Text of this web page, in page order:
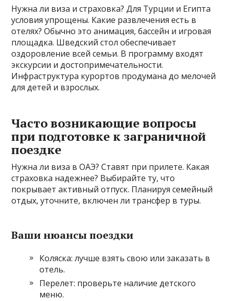
Нужна ли виза и страховка? Для Турции и Египта
условия упрощены. Какие развлечения есть в
отелях? Обычно это анимация, бассейн и игровая
площадка. Шведский стол обеспечивает
оздоровление всей семьи. В программу входят
экскурсии и достопримечательности.
Инфраструктура курортов продумана до мелочей
для детей и взрослых.
Часто возникающие вопросы
при подготовке к заграничной
поездке
Нужна ли виза в ОАЭ? Ставят при прилете. Какая
страховка надежнее? Выбирайте ту, что
покрывает активный отпуск. Планируя семейный
отдых, уточните, включен ли трансфер в туры.
Ваши нюансы поездки
Коляска: лучше взять свою или заказать в
отель.
Перелет: проверьте наличие детского
меню.